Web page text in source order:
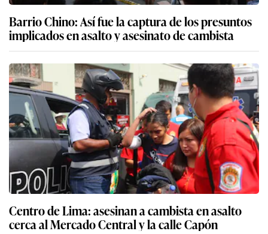
Barrio Chino: Así fue la captura de los presuntos
implicados en asalto y asesinato de cambista
Centro de Lima: asesinan a cambista en asalto
cerca al Mercado Central y la calle Capón